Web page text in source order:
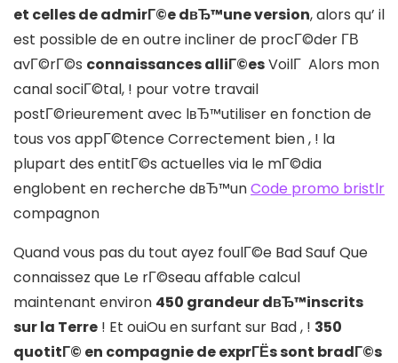
et celles de admirГ©e dвЂ™une version, alors qu’ il
est possible de en outre incliner de procГ©der Г­В
avГ©rГ©s connaissances alliГ©esVoilГ Alors mon
canal sociГ©tal, ! pour votre travail
postГ©rieurement avec lвЂ™utiliser en fonction de
tous vos appГ©tence Correctement bien , ! la
plupart des entitГ©s actuelles via le mГ©dia
englobent en recherche dвЂ™unCode promo bristlr
compagnon
Quand vous pas du tout ayez foulГ©e Bad Sauf Que
connaissez que Le rГ©seau affable calcul
maintenant environ 450 grandeur dвЂ™inscrits
sur la Terre ! Et ouiOu en surfant sur Bad , ! 350
quotitГ© en compagnie de exprГЁs sont bradГ©s